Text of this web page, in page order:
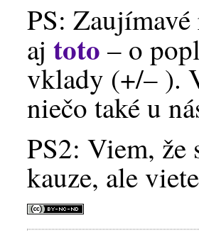
PS:
ajtoto – o
vklady (+/– ).
niečo také u
PS2: Viem, že
kauze, ale